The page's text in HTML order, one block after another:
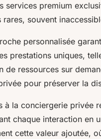
services premium
rares, souvent
personnalisée
prestations uniques,
de ressources sur
pour préserver la
à la conciergerie privée
chaque interaction en
cette valeur ajoutée,